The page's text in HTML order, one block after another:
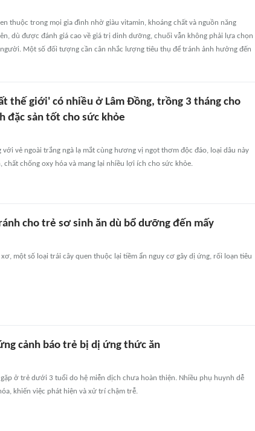
thuộc trong mọi gia đình nhờ giàu vitamin, khoáng chất và nguồn năng
dù được đánh giá cao về giá trị dinh dưỡng, chuối vẫn không phải lựa chọn
Một số đối tượng cần cân nhắc lượng tiêu thụ để tránh ảnh hưởng đến
thế giới' có nhiều ở Lâm Đồng, trồng 3 tháng cho
đặc sản tốt cho sức khỏe
với vẻ ngoài trắng ngà lạ mắt cùng hương vị ngọt thơm độc đáo, loại dâu này
chất chống oxy hóa và mang lại nhiều lợi ích cho sức khỏe.
cho trẻ sơ sinh ăn dù bổ dưỡng đến mấy
một số loại trái cây quen thuộc lại tiềm ẩn nguy cơ gây dị ứng, rối loạn tiêu
cảnh báo trẻ bị dị ứng thức ăn
ở trẻ dưới 3 tuổi do hệ miễn dịch chưa hoàn thiện. Nhiều phụ huynh dễ
khiến việc phát hiện và xử trí chậm trễ.